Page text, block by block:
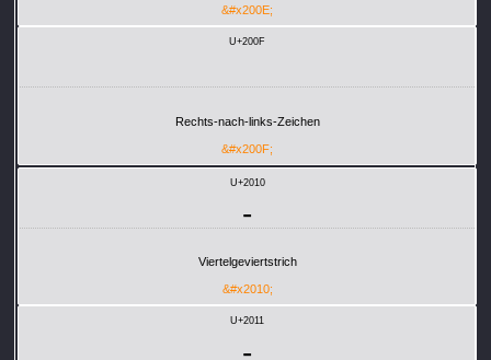
&#x200E;
U+200F
Rechts-nach-links-Zeichen
&#x200F;
U+2010
‐
Viertelgeviertstrich
&#x2010;
U+2011
‑